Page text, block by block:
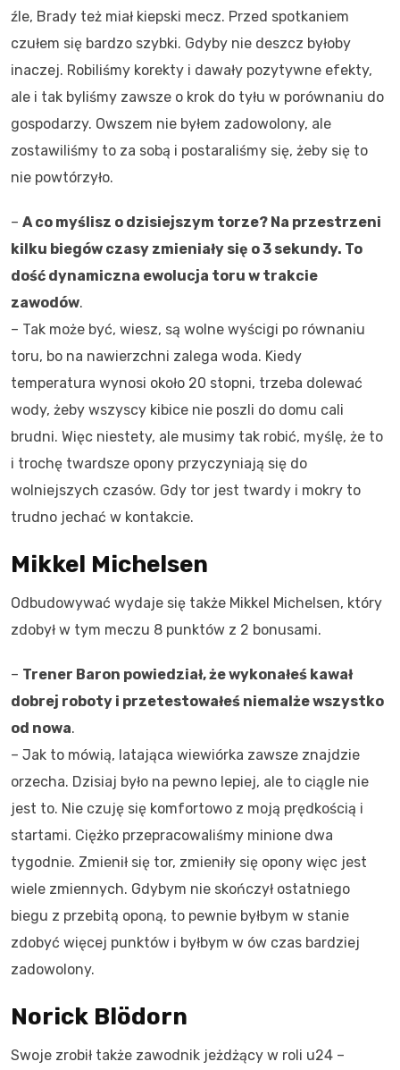
źle, Brady też miał kiepski mecz. Przed spotkaniem
czułem się bardzo szybki. Gdyby nie deszcz byłoby
inaczej. Robiliśmy korekty i dawały pozytywne efekty,
ale i tak byliśmy zawsze o krok do tyłu w porównaniu do
gospodarzy. Owszem nie byłem zadowolony, ale
zostawiliśmy to za sobą i postaraliśmy się, żeby się to
nie powtórzyło.
– A co myślisz o dzisiejszym torze? Na przestrzeni
kilku biegów czasy zmieniały się o 3 sekundy. To
dość dynamiczna ewolucja toru w trakcie
zawodów.
– Tak może być, wiesz, są wolne wyścigi po równaniu
toru, bo na nawierzchni zalega woda. Kiedy
temperatura wynosi około 20 stopni, trzeba dolewać
wody, żeby wszyscy kibice nie poszli do domu cali
brudni. Więc niestety, ale musimy tak robić, myślę, że to
i trochę twardsze opony przyczyniają się do
wolniejszych czasów. Gdy tor jest twardy i mokry to
trudno jechać w kontakcie.
Mikkel Michelsen
Odbudowywać wydaje się także Mikkel Michelsen, który
zdobył w tym meczu 8 punktów z 2 bonusami.
– Trener Baron powiedział, że wykonałeś kawał
dobrej roboty i przetestowałeś niemalże wszystko
od nowa.
– Jak to mówią, latająca wiewiórka zawsze znajdzie
orzecha. Dzisiaj było na pewno lepiej, ale to ciągle nie
jest to. Nie czuję się komfortowo z moją prędkością i
startami. Ciężko przepracowaliśmy minione dwa
tygodnie. Zmienił się tor, zmieniły się opony więc jest
wiele zmiennych. Gdybym nie skończył ostatniego
biegu z przebitą oponą, to pewnie byłbym w stanie
zdobyć więcej punktów i byłbym w ów czas bardziej
zadowolony.
Norick Blödorn
Swoje zrobił także zawodnik jeżdżący w roli u24 –